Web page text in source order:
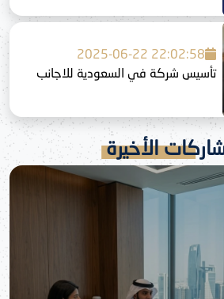
2025-06-22 22:02:58
تأسيس شركة في السعودية للاجانب
الأخيرة